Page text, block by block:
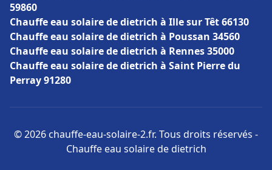
59860
Chauffe eau solaire de dietrich à Ille sur Têt 66130
Chauffe eau solaire de dietrich à Poussan 34560
Chauffe eau solaire de dietrich à Rennes 35000
Chauffe eau solaire de dietrich à Saint Pierre du
Perray 91280
© 2026 chauffe-eau-solaire-2.fr. Tous droits réservés -
Chauffe eau solaire de dietrich